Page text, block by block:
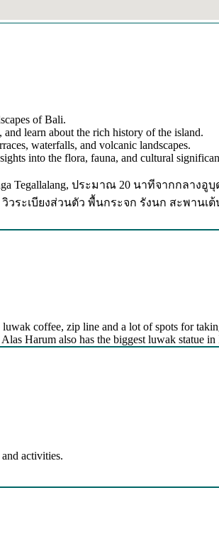
of Bali.
learn about the rich history of the island.
waterfalls, and volcanic landscapes.
into the flora, fauna, and cultural
Tegallalang, ประมาณ 20 นาทีจากกล
ะเบียงส่วนตัว พื้นกระจก รังนก สะพาน
coffee, zip line and a lot of spots for
Harum also has the biggest luwak statue in
activities.